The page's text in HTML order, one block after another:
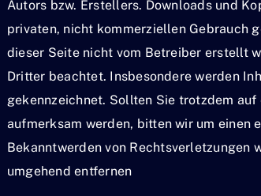
Autors bzw. Erstellers. Downloads und
privaten, nicht kommerziellen Gebrauch
dieser Seite nicht vom Betreiber erstellt
Dritter beachtet. Insbesondere werden
gekennzeichnet. Sollten Sie trotzdem
aufmerksam werden, bitten wir um einen
Bekanntwerden von Rechtsverletzungen
umgehend entfernen